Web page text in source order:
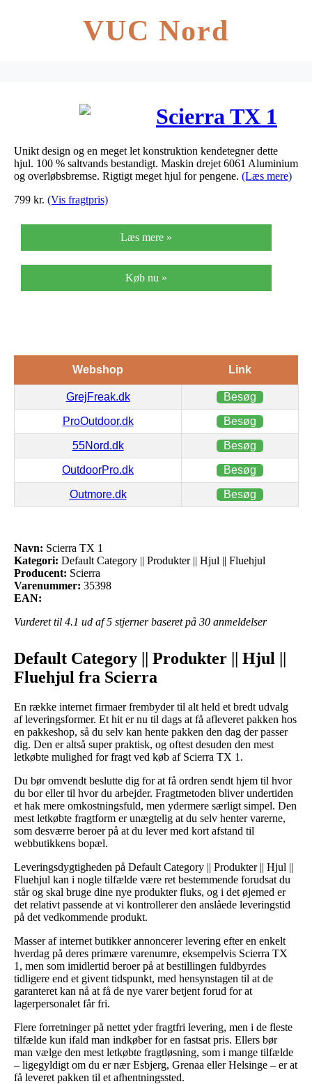
VUC Nord
Scierra TX 1
Unikt design og en meget let konstruktion kendetegner dette
hjul. 100 % saltvands bestandigt. Maskin drejet 6061 Aluminium
og overløbsbremse. Rigtigt meget hjul for pengene. (Læs mere)
799 kr. (Vis fragtpris)
Læs mere »
Køb nu »
Webshop Link
GrejFreak.dk Besøg
ProOutdoor.dk Besøg
55Nord.dk Besøg
OutdoorPro.dk Besøg
Outmore.dk Besøg
Navn: Scierra TX 1
Kategori: Default Category || Produkter || Hjul || Fluehjul
Producent: Scierra
Varenummer: 35398
EAN:
Vurderet til 4.1 ud af 5 stjerner baseret på 30 anmeldelser
Default Category || Produkter || Hjul ||
Fluehjul fra Scierra
En række internet firmaer frembyder til alt held et bredt udvalg
af leveringsformer. Et hit er nu til dags at få afleveret pakken hos
en pakkeshop, så du selv kan hente pakken den dag der passer
dig. Den er altså super praktisk, og oftest desuden den mest
letkøbte mulighed for fragt ved køb af Scierra TX 1.
Du bør omvendt beslutte dig for at få ordren sendt hjem til hvor
du bor eller til hvor du arbejder. Fragtmetoden bliver undertiden
et hak mere omkostningsfuld, men ydermere særligt simpel. Den
mest letkøbte fragtform er unægtelig at du selv henter varerne,
som desværre beroer på at du lever med kort afstand til
webbutikkens bopæl.
Leveringsdygtigheden på Default Category || Produkter || Hjul ||
Fluehjul kan i nogle tilfælde være ret bestemmende forudsat du
står og skal bruge dine nye produkter fluks, og i det øjemed er
det relativt passende at vi kontrollerer den anslåede leveringstid
på det vedkommende produkt.
Masser af internet butikker annoncerer levering efter en enkelt
hverdag på deres primære varenumre, eksempelvis Scierra TX
1, men som imidlertid beroer på at bestillingen fuldbyrdes
tidligere end et givent tidspunkt, med hensynstagen til at de
garanteret kan nå at få de nye varer betjent forud for at
lagerpersonalet får fri.
Flere forretninger på nettet yder fragtfri levering, men i de fleste
tilfælde kun ifald man indkøber for en fastsat pris. Ellers bør
man vælge den mest letkøbte fragtløsning, som i mange tilfælde
– ligegyldigt om du er nær Esbjerg, Grenaa eller Helsinge – er at
få leveret pakken til et afhentningssted.